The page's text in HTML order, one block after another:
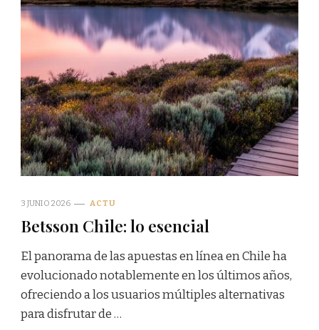
3 JUNIO 2026 ACTU
Betsson Chile: lo esencial
El panorama de las apuestas en línea en Chile ha
evolucionado notablemente en los últimos años,
ofreciendo a los usuarios múltiples alternativas
para disfrutar de …